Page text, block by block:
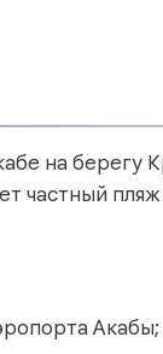
на берегу
частный
Акабы;